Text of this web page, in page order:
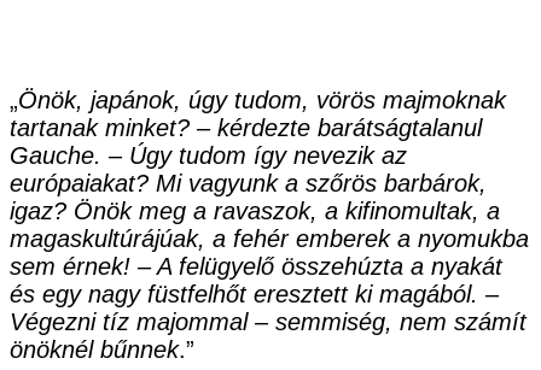
„Önök, japánok, úgy tudom, vörös majmoknak
tartanak minket? – kérdezte barátságtalanul
Gauche. – Úgy tudom így nevezik az
európaiakat? Mi vagyunk a szőrös barbárok,
igaz? Önök meg a ravaszok, a kifinomultak, a
magaskultúrájúak, a fehér emberek a nyomukba
sem érnek! – A felügyelő összehúzta a nyakát
és egy nagy füstfelhőt eresztett ki magából. –
Végezni tíz majommal – semmiség, nem számít
önöknél bűnnek.”